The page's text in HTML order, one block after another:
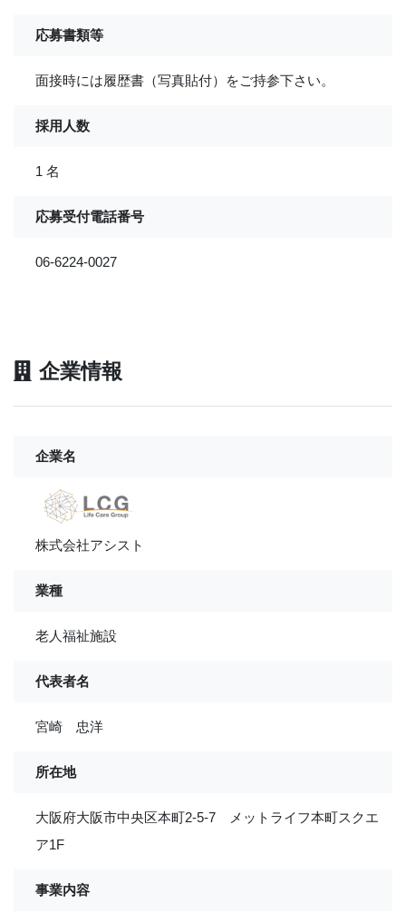
応募書類等
面接時には履歴書（写真貼付）をご持参下さい。
採用人数
1 名
応募受付電話番号
06-6224-0027
企業情報
企業名
株式会社アシスト
業種
老人福祉施設
代表者名
宮崎 忠洋
所在地
大阪府大阪市中央区本町2-5-7 メットライフ本町スクエ
ア1F
事業内容